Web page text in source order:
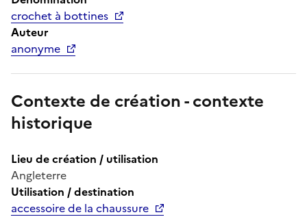
crochet à bottines
Auteur
anonyme
Contexte de création - contexte
historique
Lieu de création / utilisation
Angleterre
Utilisation / destination
accessoire de la chaussure